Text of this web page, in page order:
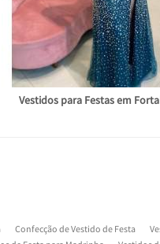
Vestidos para Festas em
Confecção de Vestido de Festa